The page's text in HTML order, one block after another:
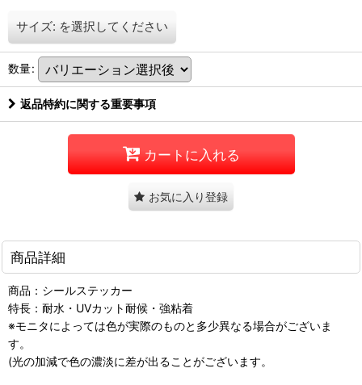
サイズ: を選択してください
数量:
返品特約に関する重要事項
カートに入れる
お気に入り登録
商品詳細
商品：シールステッカー
特長：耐水・UVカット耐候・強粘着
※モニタによっては色が実際のものと多少異なる場合がございま
す。
(光の加減で色の濃淡に差が出ることがございます。